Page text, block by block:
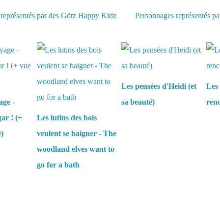
par des Götz Happy Kidz Personnages représentés
-
! (+
Les lutins des bois
veulent se baigner - The
woodland elves want to
go for a bath
Les pensées d'Heidi (et
sa beauté)
Les